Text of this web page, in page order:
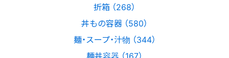
折箱 （268）
丼もの容器 （580）
麺・スープ・汁物 （344）
麺丼容器 （167）